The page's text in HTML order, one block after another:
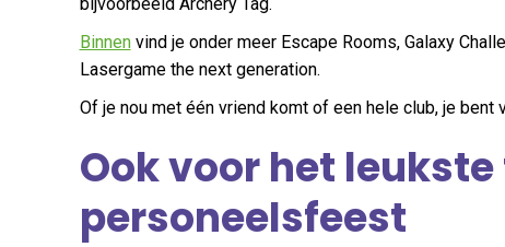
Binnenvind je onder meer Escape Rooms, Galaxy
Lasergame the next generation.
Of je nou met één vriend komt of een hele club, je
Ook voor het
personeelsfeest